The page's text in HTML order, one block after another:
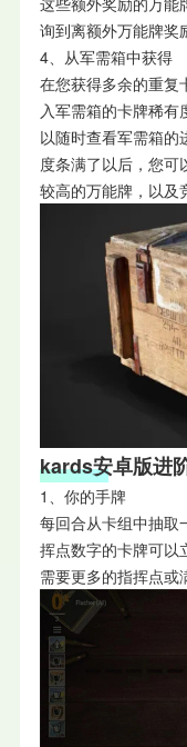
询到离额外万能牌奖
4、从军需箱中获得
在您获得多余的重复
入军需箱的卡牌稀
以随时查看军需箱的
度条满了以后，您可
较高的万能牌，以及
kards安卓版进
1、你的手牌
每回合从卡组中抽取
挥点数字的卡牌可以
需要更多的指挥点或